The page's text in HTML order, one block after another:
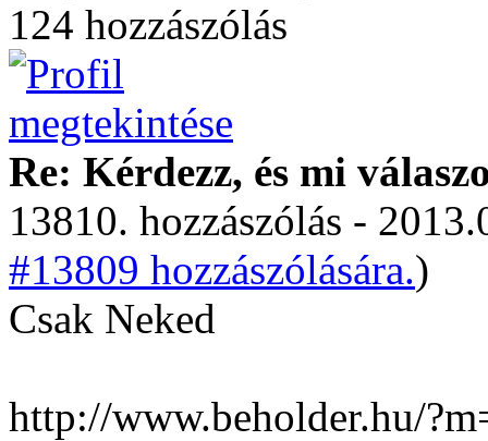
124 hozzászólás
Re: Kérdezz, és mi
13810. hozzászólás -
#13809 hozzászólására.)
Csak Neked
http://www.beholder.hu/